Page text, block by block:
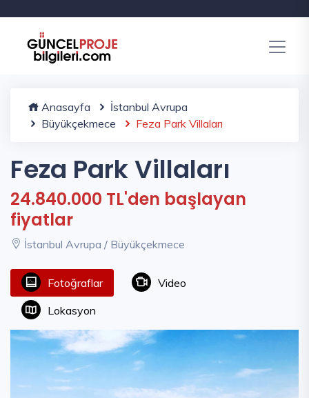
Anasayfa
İstanbul Avrupa
Büyükçekmece
Feza Park Villaları
Feza Park Villaları
24.840.000 TL'den başlayan
fiyatlar
İstanbul Avrupa / Büyükçekmece
Fotoğraflar
Video
Lokasyon